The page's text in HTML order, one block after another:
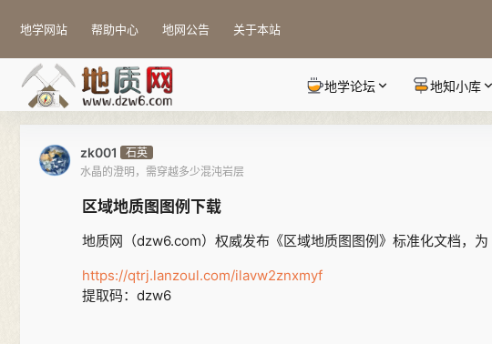
地学网站 帮助中心 地网公告 关于本站
地学论坛 地知小库
zk001
石英
水晶的澄明，需穿越多少混沌岩层
区域地质图图例下载
地质网（dzw6.com）权威发布《区域地质图图例》标准化文档，为
https://qtrj.lanzoul.com/ilavw2znxmyf
提取码：dzw6